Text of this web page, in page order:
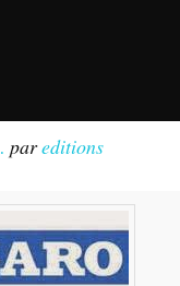
pareditions